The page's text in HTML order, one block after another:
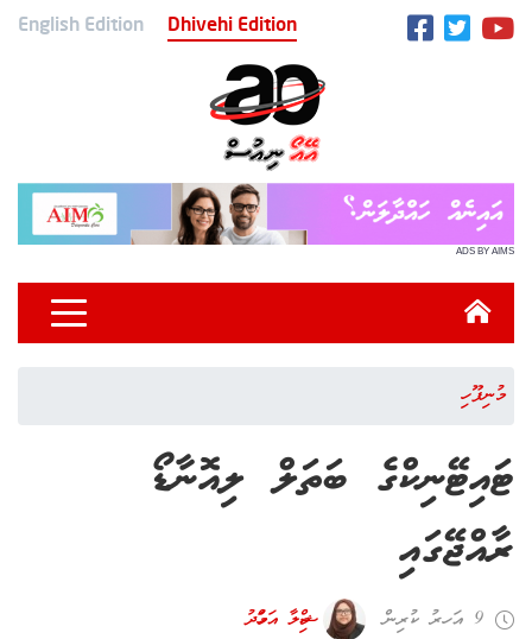
English Edition Dhivehi Edition
ADS BY AIMS
މުނިފޫހި
ޓައިޓޭނިކްގެ ބަތަލް ލިއޮނާޑޯ
ރާއްޖޭގައި
9 އަހރު ކުރިން ޝިމްލާ އަހްމަދު